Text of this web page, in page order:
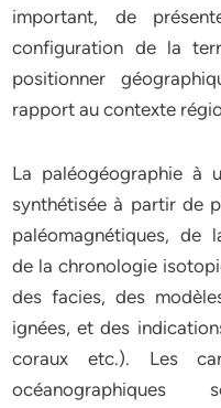
important, de
configuration de la
positionner
rapport au contexte
La paléogéographie à
synthétisée à partir de
paléomagnétiques, de
de la chronologie
des facies, des
ignées, et des
coraux etc.). Les
océanographiques